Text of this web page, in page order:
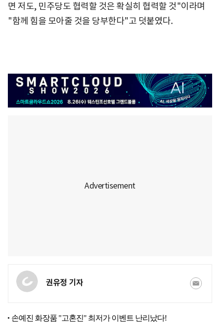
면 저도, 민주당도 협력할 것은 확실히 협력할 것"이라며
"함께 힘을 모아줄 것을 당부한다"고 덧붙였다.
권유정 기자